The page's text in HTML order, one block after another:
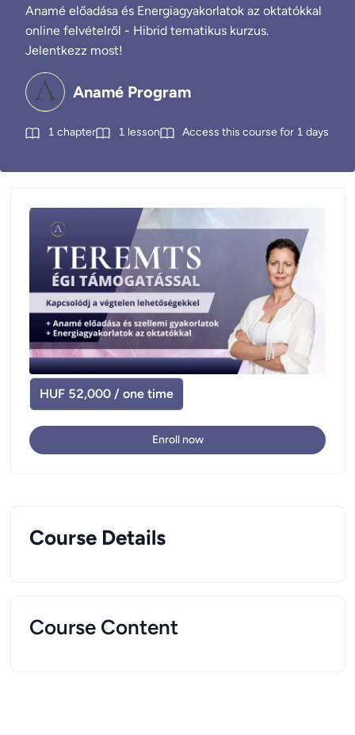
Anamé előadása és Energiagyakorlatok az oktatókkal
online felvételről - Hibrid tematikus kurzus.
Jelentkezz most!
Anamé Program
1 chapter 1 lesson Access this course for 1 days
Course Details
Course Content
HUF 52,000 / one time
Enroll now